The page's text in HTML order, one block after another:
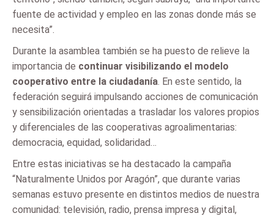
fuente de actividad y empleo en las zonas donde más se
necesita”.
Durante la asamblea también se ha puesto de relieve la
importancia de continuar visibilizando el modelo
cooperativo entre la ciudadanía. En este sentido, la
federación seguirá impulsando acciones de comunicación
y sensibilización orientadas a trasladar los valores propios
y diferenciales de las cooperativas agroalimentarias:
democracia, equidad, solidaridad…
Entre estas iniciativas se ha destacado la campaña
“Naturalmente Unidos por Aragón”, que durante varias
semanas estuvo presente en distintos medios de nuestra
comunidad: televisión, radio, prensa impresa y digital,